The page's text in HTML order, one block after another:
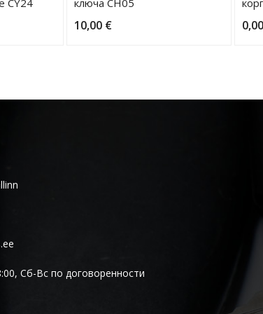
CY24
ключа CH05
10,00 € 0,00
Сб-Вс по договоренности